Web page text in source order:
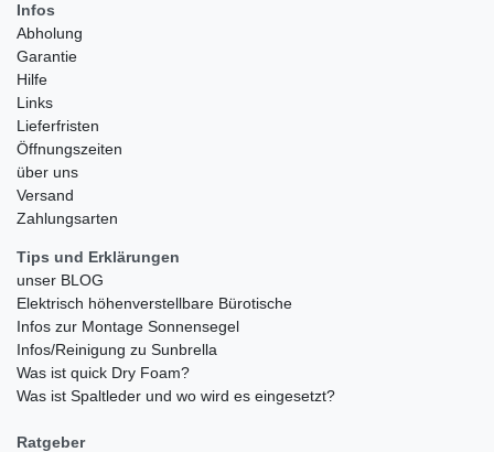
Infos
Abholung
Garantie
Hilfe
Links
Lieferfristen
Öffnungszeiten
über uns
Versand
Zahlungsarten
Tips und Erklärungen
unser BLOG
Elektrisch höhenverstellbare Bürotische
Infos zur Montage Sonnensegel
Infos/Reinigung zu Sunbrella
Was ist quick Dry Foam?
Was ist Spaltleder und wo wird es eingesetzt?
Ratgeber